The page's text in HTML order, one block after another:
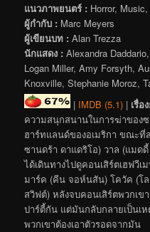
แนวภาพยนตร์ : Horror,
ผู้กำกับ : Marc Meyers
ผู้เขียนบท : Alan Trezza
นักแสดง : Alexandra
Logan Miller, Amy Forsyth,
Knoxville, Stephanie Moroz,
| IMDB (5.1) | เรื่อ
ความสนุกสนานในการฆ่าของ
ฮาร์ทแลนด์ของอเมริกา ขณะที่
ซานดร้า ดาแดริโอ) วาล (แมด
ได้เดินทางไปดูคอนเสิร์ตเฮฟวี
มาร์ค (คีน จอห์นสัน) โควัค (โ
สวิฟต์) หลังจบคอนเสิร์ตพวกเข
ปาร์ตี้กัน แต่มันกลับกลายเป็น
พวกเขาต้องเอาตัวรอดจากมัน